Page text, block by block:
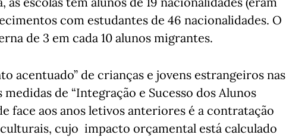
com estudantes de 46 nacionalidades. O
de 3 em cada 10 alunos migrantes.
acentuado” de crianças e jovens estrangeiros nas
de “Integração e Sucesso dos Alunos
face aos anos letivos anteriores é a contratação
cujo impacto orçamental está calculado